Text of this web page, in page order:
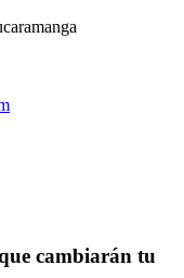
cambiarán tu